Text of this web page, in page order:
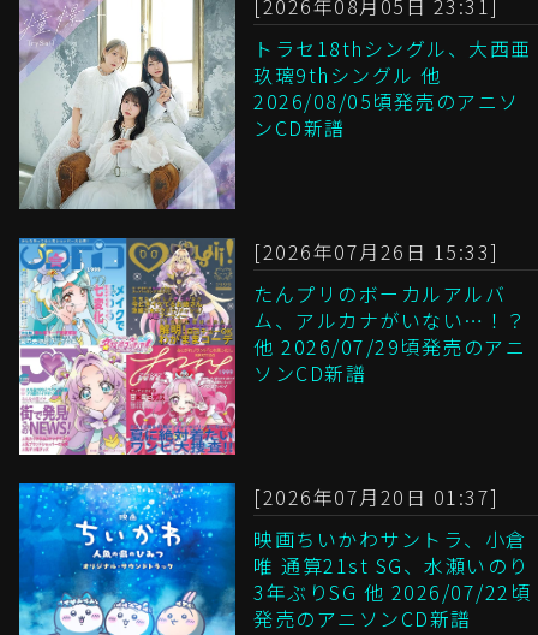
[2026年08月05日 23:31]
トラセ18thシングル、大西亜
玖璃9thシングル 他
2026/08/05頃発売のアニソ
ンCD新譜
[2026年07月26日 15:33]
たんプリのボーカルアルバ
ム、アルカナがいない…！？
他 2026/07/29頃発売のアニ
ソンCD新譜
[2026年07月20日 01:37]
映画ちいかわサントラ、小倉
唯 通算21st SG、水瀬いのり
3年ぶりSG 他 2026/07/22頃
発売のアニソンCD新譜